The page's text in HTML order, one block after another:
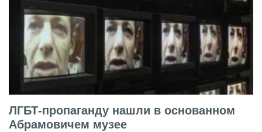
ЛГБТ-пропаганду нашли в основанном
Абрамовичем музее